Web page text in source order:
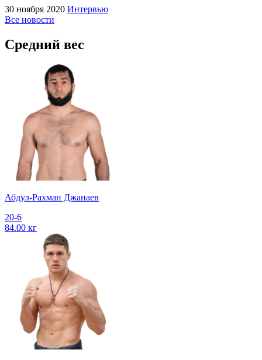
30 ноября 2020 Интервью
Все новости
Средний вес
Абдул-Рахман Джанаев
20-6
84.00 кг